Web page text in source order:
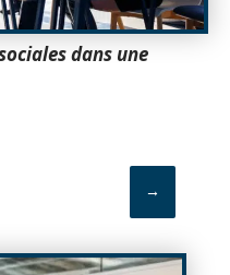
dans une